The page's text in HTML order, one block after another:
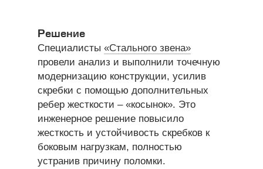
Решение
Специалисты «Стального звена»
провели анализ и выполнили точечную
модернизацию конструкции, усилив
скребки с помощью дополнительных
ребер жесткости – «косынок». Это
инженерное решение повысило
жесткость и устойчивость скребков к
боковым нагрузкам, полностью
устранив причину поломки.